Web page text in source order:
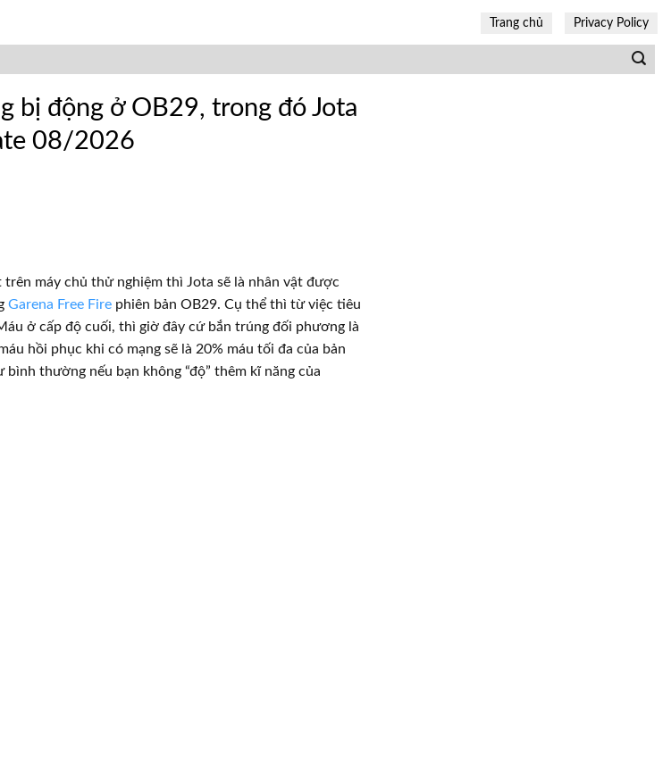
Trang chủ Privacy Policy
bị động ở OB29, trong đó Jota
08/2026
máy chủ thử nghiệm thì Jota sẽ là nhân vật được
Garena Free Fire phiên bản OB29. Cụ thể thì từ việc tiêu
ở cấp độ cuối, thì giờ đây cứ bắn trúng đối phương là
hồi phục khi có mạng sẽ là 20% máu tối đa của bản
thường nếu bạn không “độ” thêm kĩ năng của